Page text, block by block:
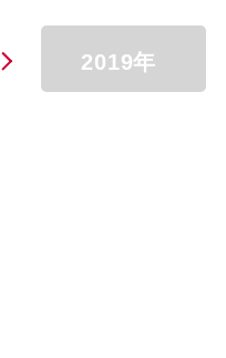
2019年